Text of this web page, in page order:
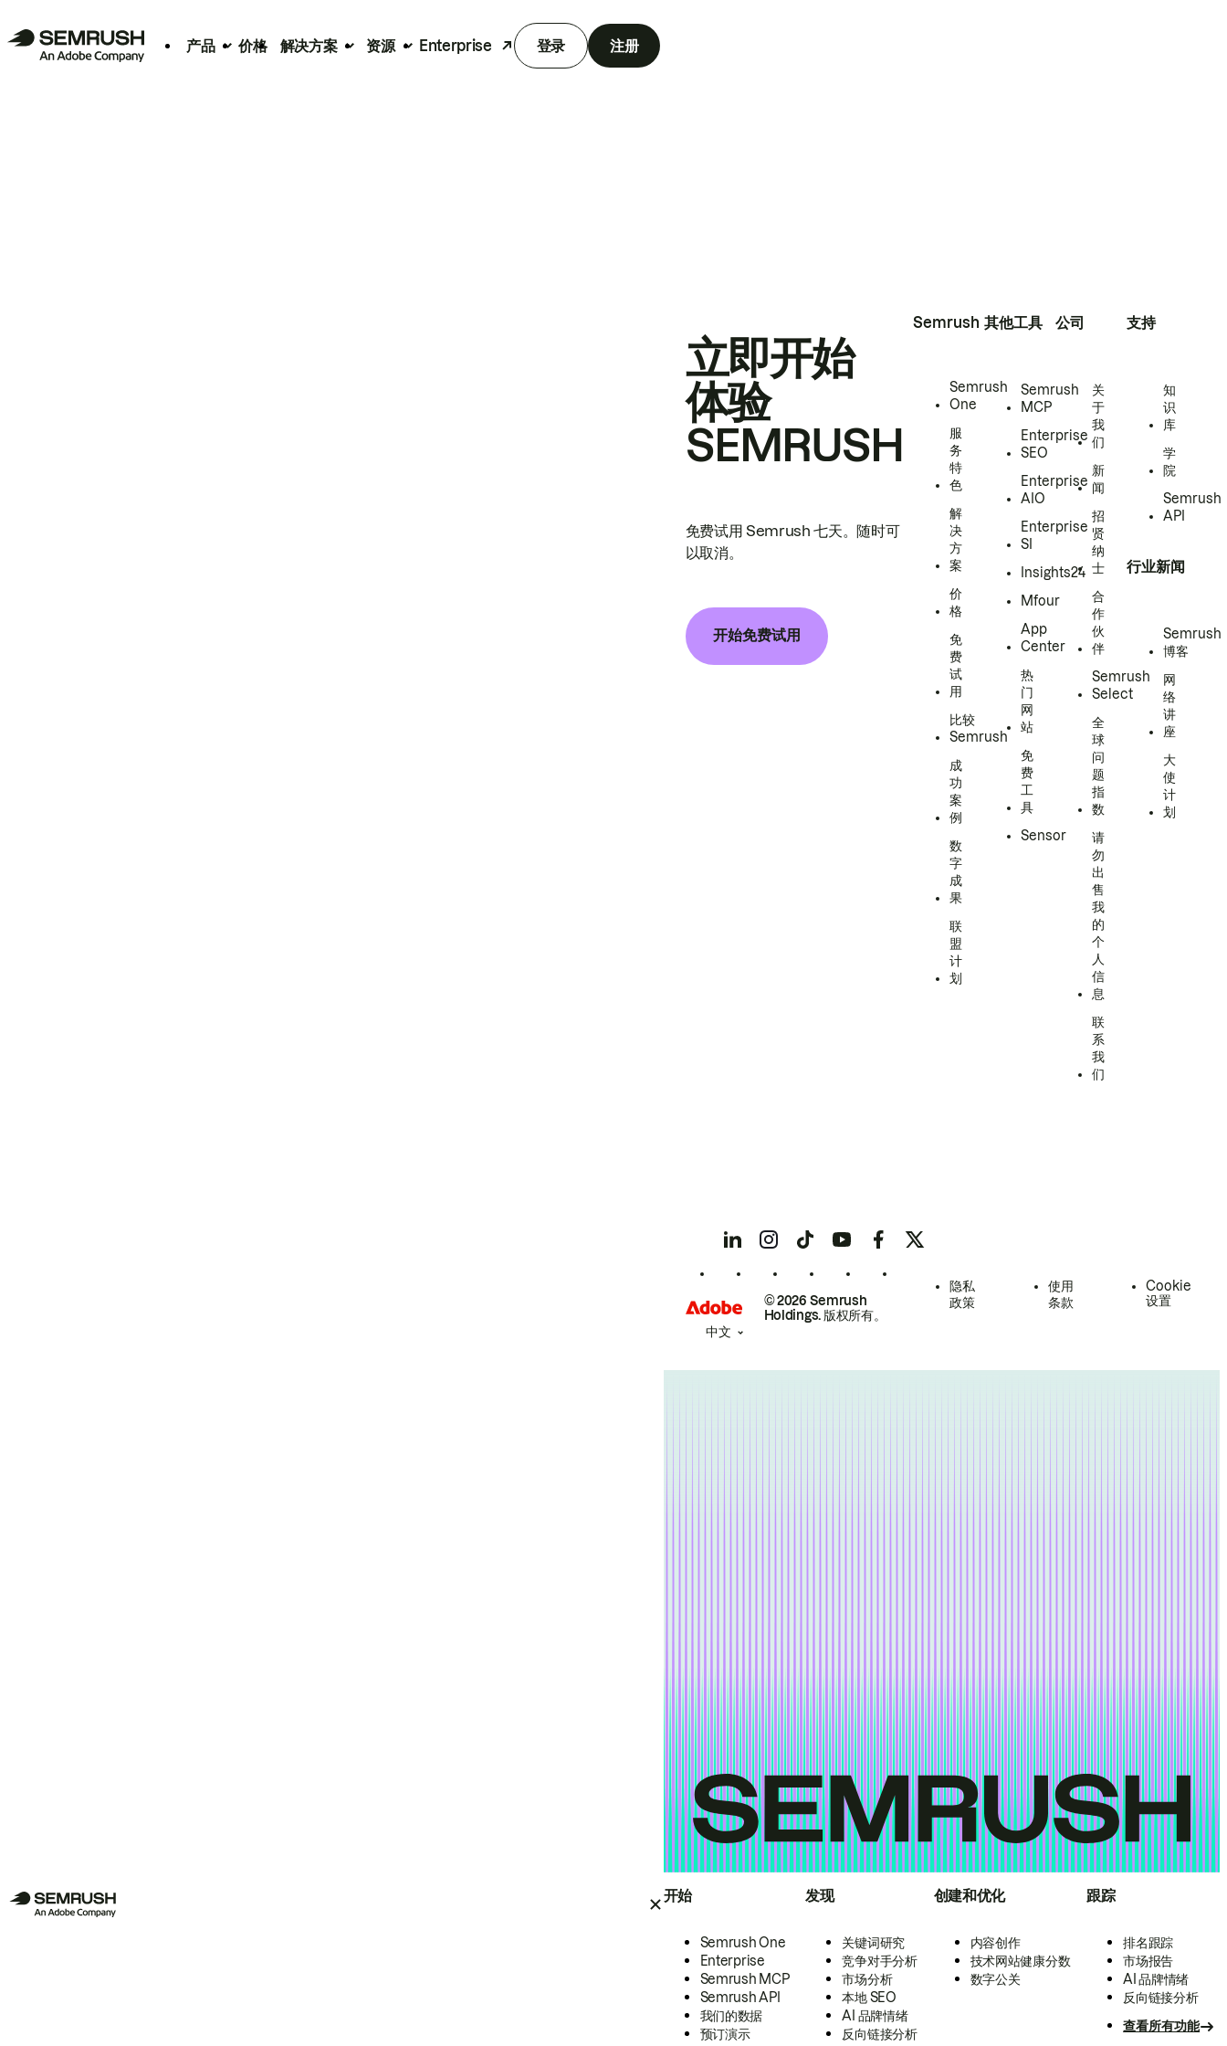
产品 价格 解决方案 资源 Enterprise 登录 注册
开始
Semrush One
Enterprise
Semrush MCP
Semrush API
我们的数据
预订演示
发现
关键词研究
竞争对手分析
市场分析
本地 SEO
AI 品牌情绪
反向链接分析
创建和优化
内容创作
技术网站健康分数
数字公关
跟踪
排名跟踪
市场报告
AI 品牌情绪
反向链接分析
查看所有功能
立即开始
体验
SEMRUSH
免费试用 Semrush 七天。随时可
以取消。
开始免费试用
Semrush
Semrush
One
服
务
特
色
解
决
方
案
价
格
免
费
试
用
比较
Semrush
成
功
案
例
数
字
成
果
联
盟
计
划
其他工具
Semrush
MCP
Enterprise
SEO
Enterprise
AIO
Enterprise
SI
Insights24
Mfour
App
Center
热
门
网
站
免
费
工
具
Sensor
公司
关
于
我
们
新
闻
招
贤
纳
士
合
作
伙
伴
Semrush
Select
全
球
问
题
指
数
请
勿
出
售
我
的
个
人
信
息
联
系
我
们
支持
知
识
库
学
院
Semrush
API
行业新闻
Semrush
博客
网
络
讲
座
大
使
计
划
© 2026 Semrush
Holdings. 版权所有。
隐私
政策
使用
条款
Cookie
设置
中文